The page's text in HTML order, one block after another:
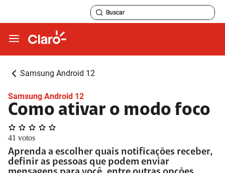
Samsung Android 12
Samsung Android 12
Como ativar o modo foco
41 votos
Aprenda a escolher quais notificações receber,
definir as pessoas que podem enviar